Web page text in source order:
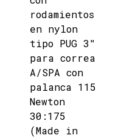
rodamientos
en nylon
tipo PUG 3"
para correa
A/SPA con
palanca 115
Newton
30:175
(Made in